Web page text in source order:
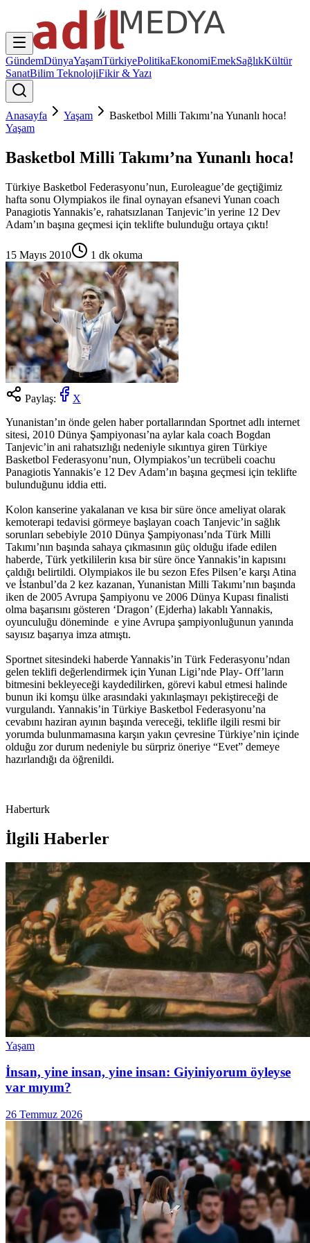
GündemDünyaYaşamTürkiyePolitikaEkonomiEmekSağlıkKültür
SanatBilim TeknolojiFikir & Yazı
Anasayfa Yaşam
Basketbol Milli Takımı’na Yunanlı hoca!
Yaşam
Basketbol Milli Takımı’na Yunanlı hoca!
Türkiye Basketbol Federasyonu’nun, Euroleague’de geçtiğimiz
hafta sonu Olympiakos ile final oynayan efsanevi Yunan coach
Panagiotis Yannakis’e, rahatsızlanan Tanjevic’in yerine 12 Dev
Adam’ın başına geçmesi için teklifte bulunduğu ortaya çıktı!
15 Mayıs 2010 1 dk okuma
Paylaş:
X
Yunanistan’ın önde gelen haber portallarından Sportnet adlı internet
sitesi, 2010 Dünya Şampiyonası’na aylar kala coach Bogdan
Tanjevic’in ani rahatsızlığı nedeniyle sıkıntıya giren Türkiye
Basketbol Federasyonu’nun, Olympiakos’un tecrübeli coachu
Panagiotis Yannakis’e 12 Dev Adam’ın başına geçmesi için teklifte
bulunduğunu iddia etti.
Kolon kanserine yakalanan ve kısa bir süre önce ameliyat olarak
kemoterapi tedavisi görmeye başlayan coach Tanjevic’in sağlık
sorunları sebebiyle 2010 Dünya Şampiyonası’nda Türk Milli
Takımı’nın başında sahaya çıkmasının güç olduğu ifade edilen
haberde, Türk yetkililerin kısa bir süre önce Yannakis’in kapısını
çaldığı belirtildi. Olympiakos ile bu sezon Efes Pilsen’e karşı Atina
ve İstanbul’da 2 kez kazanan, Yunanistan Milli Takımı’nın başında
iken de 2005 Avrupa Şampiyonu ve 2006 Dünya Kupası finalisti
olma başarısını gösteren ‘Dragon’ (Ejderha) lakablı Yannakis,
oyunculuğu döneminde e yine Avrupa şampiyonluğunun yanında
sayısız başarıya imza atmıştı.
Sportnet sitesindeki haberde Yannakis’in Türk Federasyonu’ndan
gelen teklifi değerlendirmek için Yunan Ligi’nde Play- Off’ların
bitmesini bekleyeceği kaydedilirken, görevi kabul etmesi halinde
bunun iki komşu ülke arasındaki yakınlaşmayı pekiştireceği de
vurgulandı. Yannakis’in Türkiye Basketbol Federasyonu’na
cevabını haziran ayının başında vereceği, teklifle ilgili resmi bir
yorumda bulunmamasına karşın yakın çevresine Türkiye’nin içinde
olduğu zor durum nedeniyle bu sürpriz öneriye “Evet” demeye
hazırlandığı da öğrenildi.
Haberturk
İlgili Haberler
Yaşam
İnsan, yine insan, yine insan: Giyiniyorum öyleyse
var mıyım?
26 Temmuz 2026